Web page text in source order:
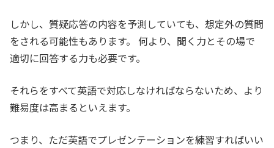
しかし、質疑応答の内容を予測していても、想定外の質問
をされる可能性もあります。 何より、聞く力とその場で
適切に回答する力も必要です。
それらをすべて英語で対応しなければならないため、より
難易度は高まるといえます。
つまり、ただ英語でプレゼンテーションを練習すればいい